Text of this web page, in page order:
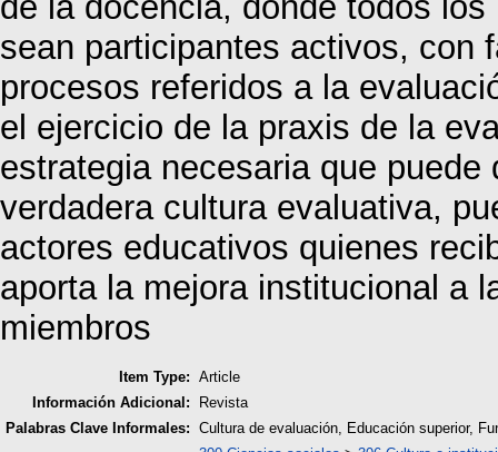
sean participantes activos, con
procesos referidos a la
el ejercicio de la praxis de la
estrategia necesaria que
verdadera cultura evaluativa,
actores educativos quienes
aporta la mejora institucional a
miembros
Item Type: Article
Información Adicional:
Revista
Palabras Clave Informales: Cultura de evaluación, Educación superior,